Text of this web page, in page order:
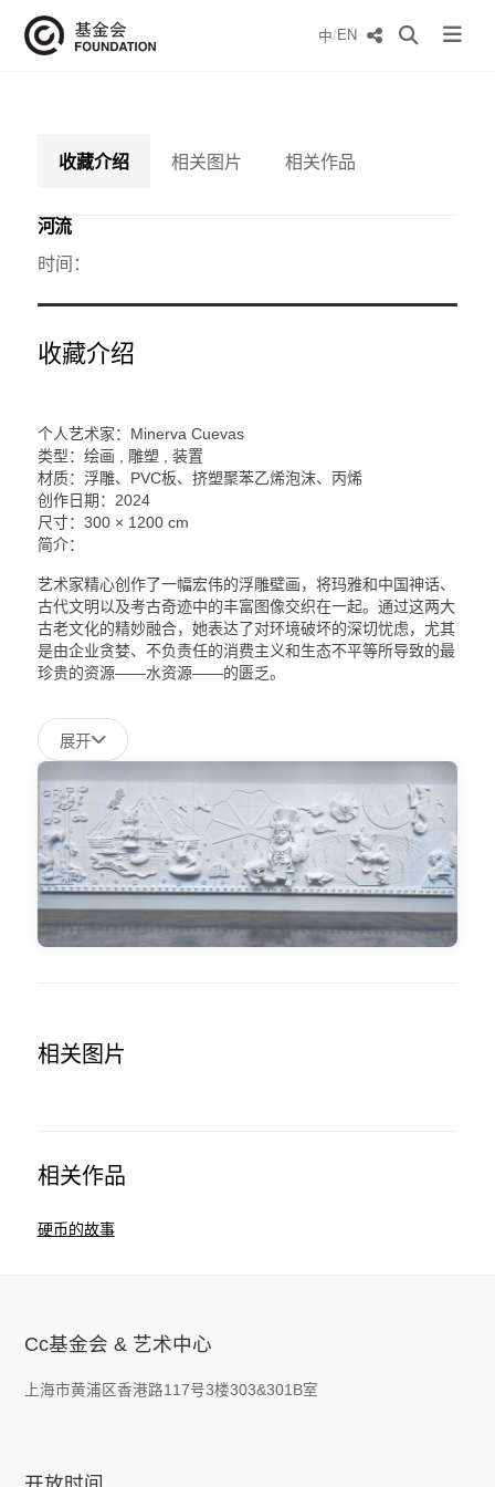
中/EN
收藏介绍 相关图片 相关作品
河流
时间：
收藏介绍
个人艺术家：Minerva Cuevas
类型：绘画 , 雕塑 , 装置
材质：浮雕、PVC板、挤塑聚苯乙烯泡沫、丙烯
创作日期：2024
尺寸：300 × 1200 cm
简介：
艺术家精心创作了一幅宏伟的浮雕壁画，将玛雅和中国神话、
古代文明以及考古奇迹中的丰富图像交织在一起。通过这两大
古老文化的精妙融合，她表达了对环境破坏的深切忧虑，尤其
是由企业贪婪、不负责任的消费主义和生态不平等所导致的最
珍贵的资源——水资源——的匮乏。
展开
相关图片
相关作品
硬币的故事
Cc基金会 & 艺术中心
上海市黄浦区香港路117号3楼303&301B室